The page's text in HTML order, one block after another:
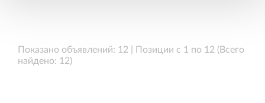
Показано объявлений: 12 | Позиции с 1 по 12 (Всего
найдено: 12)